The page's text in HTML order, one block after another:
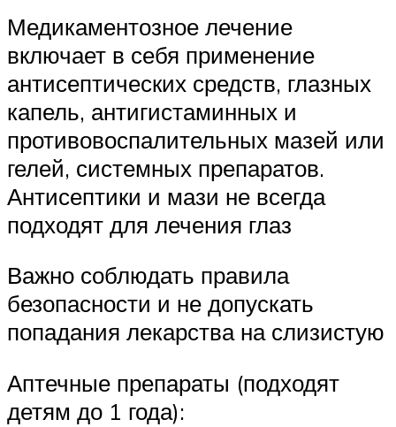
Медикаментозное лечение
включает в себя применение
антисептических средств, глазных
капель, антигистаминных и
противовоспалительных мазей или
гелей, системных препаратов.
Антисептики и мази не всегда
подходят для лечения глаз
Важно соблюдать правила
безопасности и не допускать
попадания лекарства на слизистую
Аптечные препараты (подходят
детям до 1 года):